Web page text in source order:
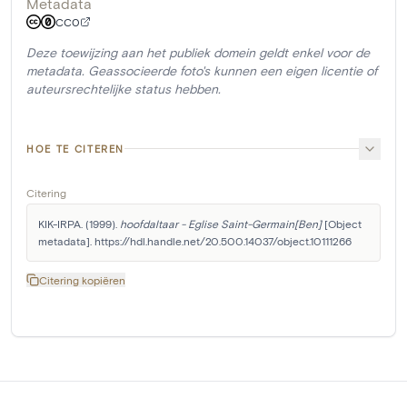
CC0
Deze toewijzing aan het publiek domein geldt enkel voor de
metadata. Geassocieerde foto's kunnen een eigen licentie of
auteursrechtelijke status hebben.
HOE TE CITEREN
Citering
KIK-IRPA. (1999). hoofdaltaar - Eglise Saint-Germain[Ben] [Object
metadata]. https://hdl.handle.net/20.500.14037/object.10111266
Citering kopiëren